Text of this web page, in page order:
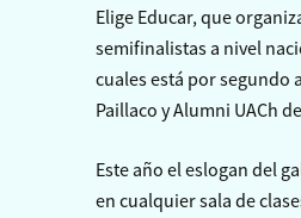
Elige Educar, que
semifinalistas a nivel
cuales está por segundo
Paillaco y Alumni UACh
Este año el eslogan del
en cualquier sala de